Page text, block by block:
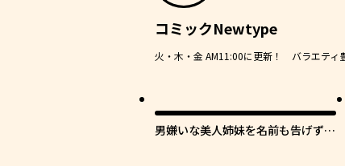
コミックNewtype
火・木・金 AM11:00に更新！ バラエテ
男嫌いな美人姉妹を名前も告げずに